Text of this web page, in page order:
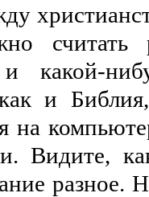
считать
и
на
Видите,
разное.